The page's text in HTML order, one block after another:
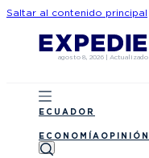
Saltar al contenido principal
agosto 8, 2026 | Actualizado
ECUADOR
ECONOMÍA OPINIÓN